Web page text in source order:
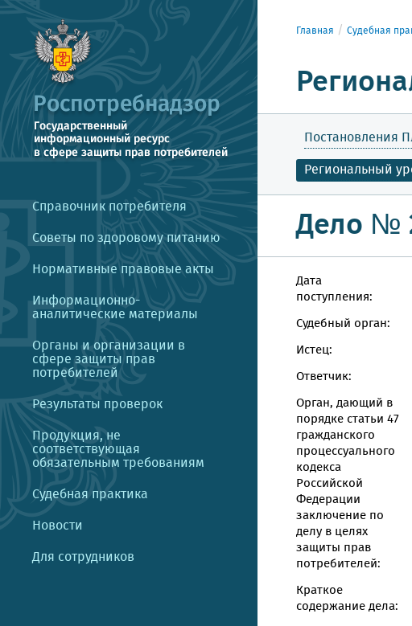
Справочник потребителя
Советы по здоровому питанию
Нормативные правовые акты
Информационно-
аналитические материалы
Органы и организации в
сфере защиты прав
потребителей
Результаты проверок
Продукция, не
соответствующая
обязательным требованиям
Судебная практика
Новости
Для сотрудников
Главная Судебная
Постановления
Региональный
Дело №
Дата
поступления:
Судебный орган:
Истец:
Ответчик:
Орган, дающий в
порядке статьи 47
гражданского
процессуального
кодекса
Российской
Федерации
заключение по
делу в целях
защиты прав
потребителей:
Краткое
содержание дела: